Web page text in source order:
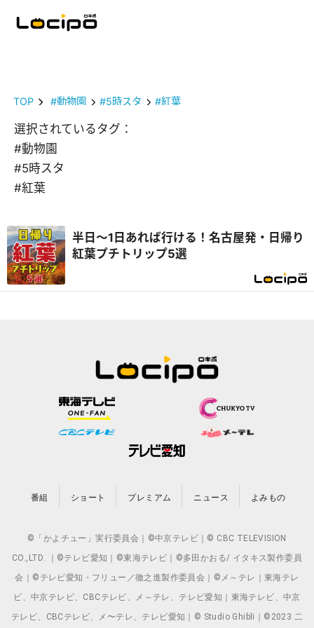
TOP #動物園 #5時スタ #紅葉
選択されているタグ：
#動物園
#5時スタ
#紅葉
半日～1日あれば行ける！名古屋発・日帰り
紅葉プチトリップ5選
番組 ショート プレミアム ニュース よみもの
©「かよチュー」実行委員会｜©中京テレビ｜© CBC TELEVISION
CO.,LTD. ｜©テレビ愛知｜©東海テレビ｜©多田かおる/ イタキス製作委員
会｜©テレビ愛知・フリュー／徹之進製作委員会｜©メ～テレ｜東海テレ
ビ、中京テレビ、CBCテレビ、メ～テレ、テレビ愛知｜東海テレビ、中京
テレビ、CBCテレビ、メ〜テレ、テレビ愛知｜© Studio Ghibli｜©2023 二